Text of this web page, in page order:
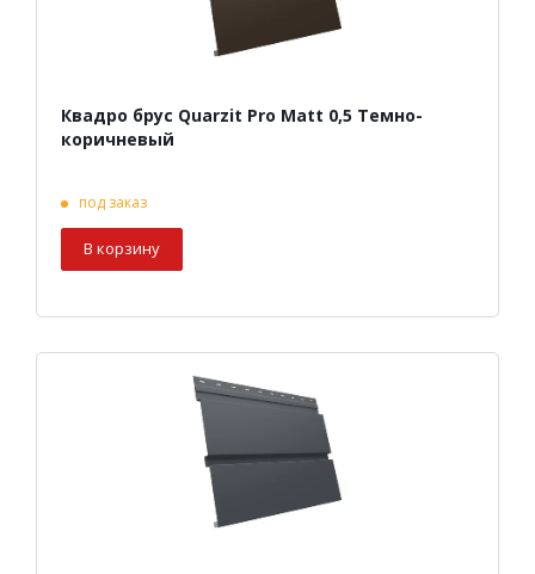
Квадро брус Quarzit Pro Matt 0,5 Темно-
коричневый
под заказ
В корзину